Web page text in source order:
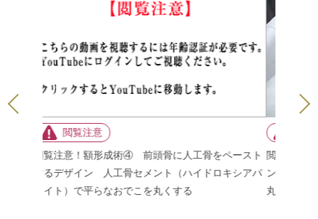
閲覧注意！額形成術⑤ 人工骨の作成 人工骨セメ
ント（ハイドロキシアパタイト）で平らなおでこを
丸くする